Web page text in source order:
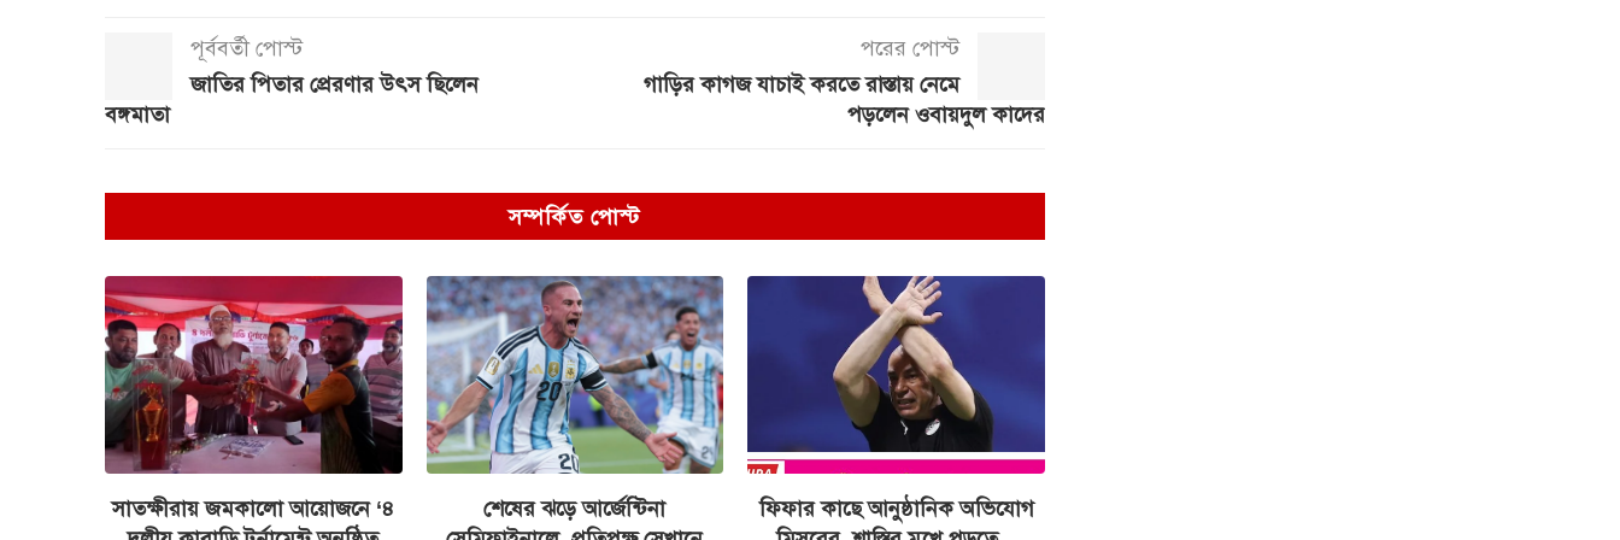
পূর্ববর্তী পোস্ট
জাতির পিতার প্রেরণার উৎস ছিলেন
বঙ্গমাতা
পরের পোস্ট
গাড়ির কাগজ যাচাই করতে রাস্তায় নেমে
পড়লেন ওবায়দুল কাদের
সম্পর্কিত পোস্ট
সাতক্ষীরায় জমকালো আয়োজনে ‘৪
শেষের ঝড়ে আর্জেন্টিনা
ফিফার কাছে আনুষ্ঠানিক অভিযোগ